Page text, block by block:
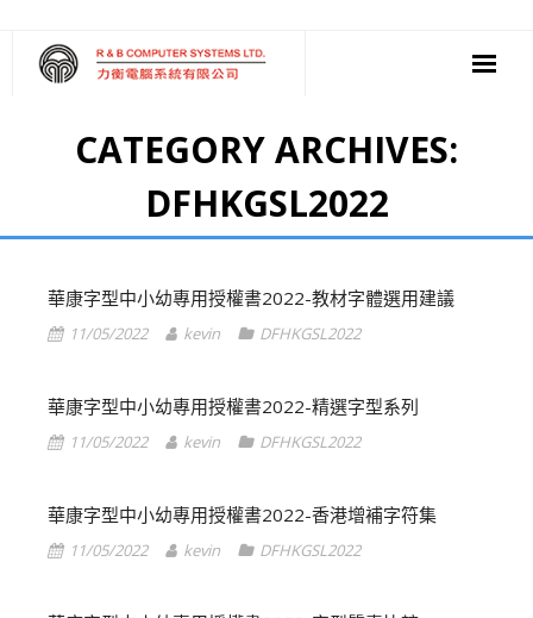
‧ 雲端應用
CATEGORY ARCHIVES:
DFHKGSL2022
華康字型中小幼專用授權書2022-教材字體選用建議
11/05/2022 kevin DFHKGSL2022
華康字型中小幼專用授權書2022-精選字型系列
11/05/2022 kevin DFHKGSL2022
華康字型中小幼專用授權書2022-香港增補字符集
11/05/2022 kevin DFHKGSL2022